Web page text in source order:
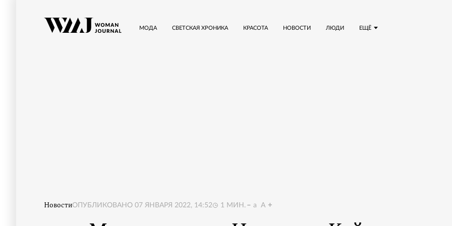
ЕЩЁ
МОДА СВЕТСКАЯ ХРОНИКА КРАСОТА НОВОСТИ ЛЮДИ
НовостиОПУБЛИКОВАНО 07 ЯНВАРЯ 2022, 14:52 1 МИН. a A